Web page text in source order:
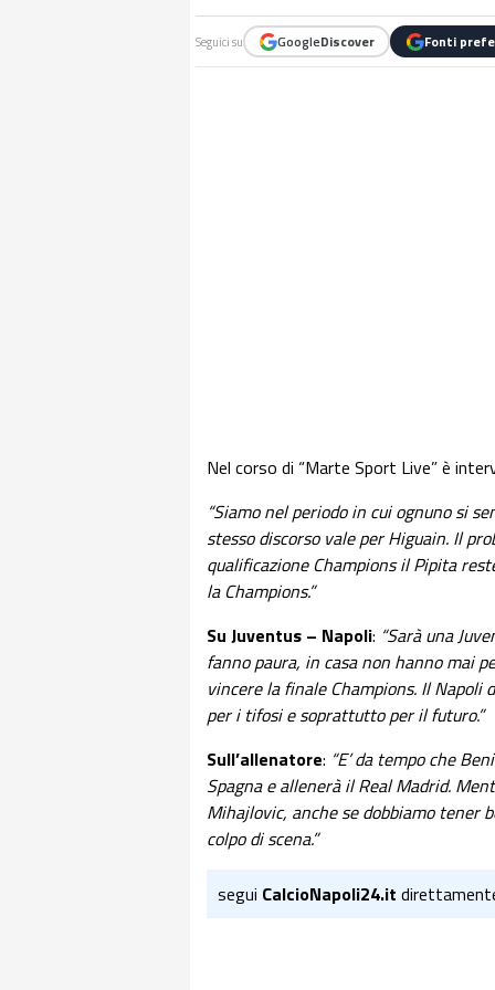
Seguici su GoogleDiscover Fonti
Nel corso di “Marte Sport Live” è
“Siamo nel periodo in cui ognuno si
stesso discorso vale per Higuain. Il
qualificazione Champions il Pipita
la Champions.”
Su Juventus – Napoli: “Sarà una
fanno paura, in casa non hanno mai
vincere la finale Champions. Il Napoli
per i tifosi e soprattutto per il futuro.”
Sull’allenatore: “E’ da tempo che
Spagna e allenerà il Real Madrid.
Mihajlovic, anche se dobbiamo tener
colpo di scena.”
segui CalcioNapoli24.it